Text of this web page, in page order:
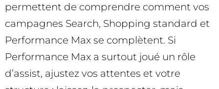
permettent de comprendre comment vos
campagnes Search, Shopping standard et
Performance Max se complètent. Si
Performance Max a surtout joué un rôle
d’assist, ajustez vos attentes et votre